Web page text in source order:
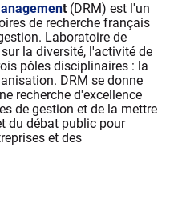
t (DRM) est l'un
de recherche français
Laboratoire de
la diversité, l'activité de
pôles disciplinaires : la
DRM se donne
recherche d'excellence
de gestion et de la mettre
du débat public pour
et des